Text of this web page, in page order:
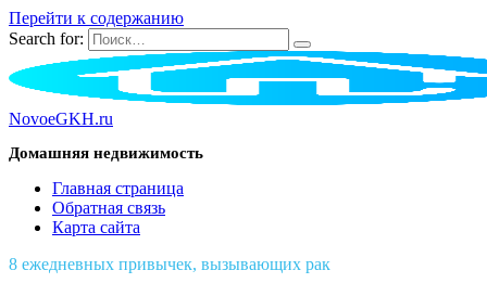
Перейти к содержанию
Search for:
NovoeGKH.ru
Домашняя недвижимость
Главная страница
Обратная связь
Карта сайта
8 ежедневных привычек, вызывающих рак